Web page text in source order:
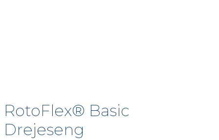
RotoFlex® Basic
Drejeseng